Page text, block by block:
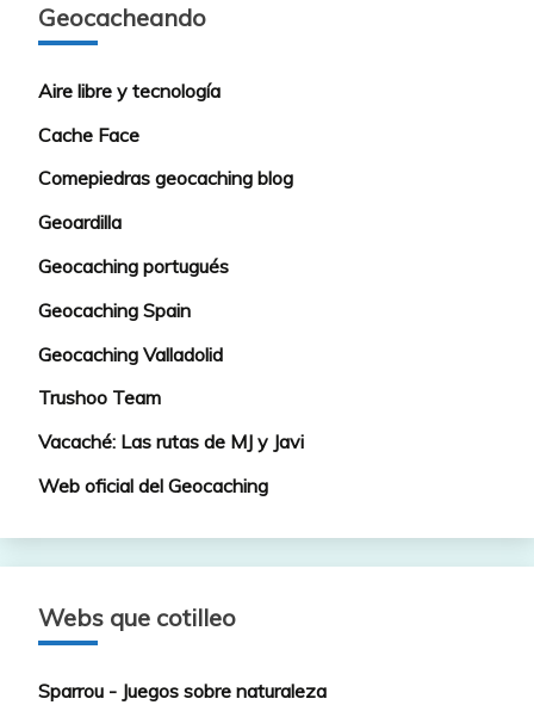
Geocacheando
Aire libre y tecnología
Cache Face
Comepiedras geocaching blog
Geoardilla
Geocaching portugués
Geocaching Spain
Geocaching Valladolid
Trushoo Team
Vacaché: Las rutas de MJ y Javi
Web oficial del Geocaching
Webs que cotilleo
Sparrou - Juegos sobre naturaleza